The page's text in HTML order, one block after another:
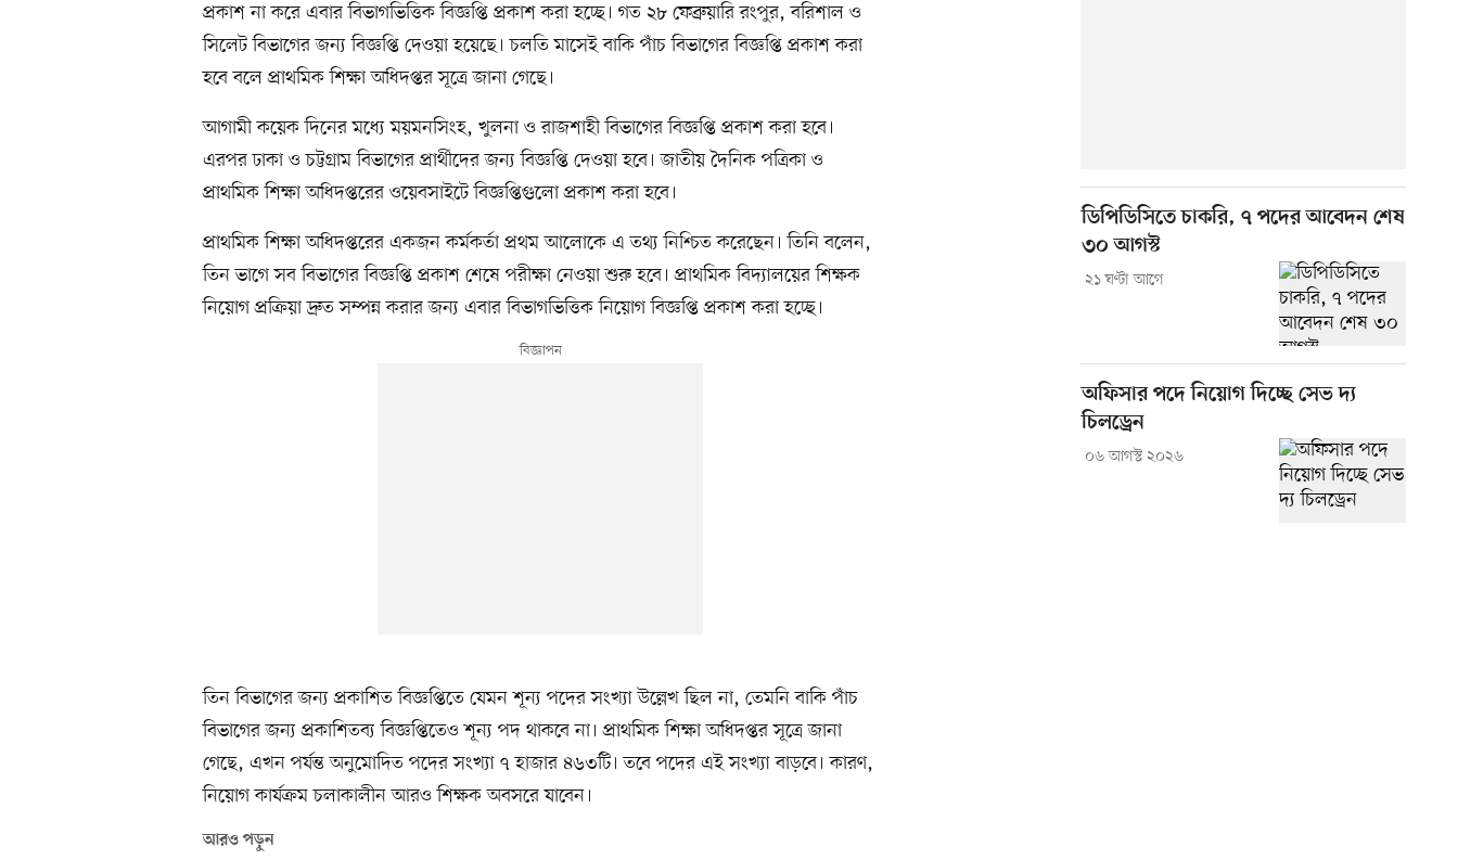
প্রকাশ না করে এবার বিভাগভিত্তিক বিজ্ঞপ্তি প্রকাশ করা হচ্ছে। গত ২৮ ফেব্রুয়ারি রংপুর, বরিশাল ও
সিলেট বিভাগের জন্য বিজ্ঞপ্তি দেওয়া হয়েছে। চলতি মাসেই বাকি পাঁচ বিভাগের বিজ্ঞপ্তি প্রকাশ করা
হবে বলে প্রাথমিক শিক্ষা অধিদপ্তর সূত্রে জানা গেছে।
আগামী কয়েক দিনের মধ্যে ময়মনসিংহ, খুলনা ও রাজশাহী বিভাগের বিজ্ঞপ্তি প্রকাশ করা হবে।
এরপর ঢাকা ও চট্টগ্রাম বিভাগের প্রার্থীদের জন্য বিজ্ঞপ্তি দেওয়া হবে। জাতীয় দৈনিক পত্রিকা ও
প্রাথমিক শিক্ষা অধিদপ্তরের ওয়েবসাইটে বিজ্ঞপ্তিগুলো প্রকাশ করা হবে।
প্রাথমিক শিক্ষা অধিদপ্তরের একজন কর্মকর্তা প্রথম আলোকে এ তথ্য নিশ্চিত করেছেন। তিনি বলেন,
তিন ভাগে সব বিভাগের বিজ্ঞপ্তি প্রকাশ শেষে পরীক্ষা নেওয়া শুরু হবে। প্রাথমিক বিদ্যালয়ের শিক্ষক
নিয়োগ প্রক্রিয়া দ্রুত সম্পন্ন করার জন্য এবার বিভাগভিত্তিক নিয়োগ বিজ্ঞপ্তি প্রকাশ করা হচ্ছে।
তিন বিভাগের জন্য প্রকাশিত বিজ্ঞপ্তিতে যেমন শূন্য পদের সংখ্যা উল্লেখ ছিল না, তেমনি বাকি পাঁচ
বিভাগের জন্য প্রকাশিতব্য বিজ্ঞপ্তিতেও শূন্য পদ থাকবে না। প্রাথমিক শিক্ষা অধিদপ্তর সূত্রে জানা
গেছে, এখন পর্যন্ত অনুমোদিত পদের সংখ্যা ৭ হাজার ৪৬৩টি। তবে পদের এই সংখ্যা বাড়বে। কারণ,
নিয়োগ কার্যক্রম চলাকালীন আরও শিক্ষক অবসরে যাবেন।
আরও পড়ুন
ডিপিডিসিতে চাকরি, ৭ পদের আবেদন শেষ
৩০ আগস্ট
২১ ঘণ্টা আগে
অফিসার পদে নিয়োগ দিচ্ছে সেভ দ্য
চিলড্রেন
০৬ আগস্ট ২০২৬